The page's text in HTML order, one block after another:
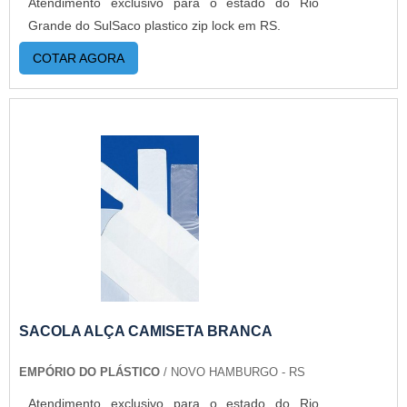
Grande do SulSaco plastico zip lock em RS.
COTAR AGORA
SACOLA ALÇA CAMISETA BRANCA
EMPÓRIO DO PLÁSTICO / NOVO HAMBURGO - RS
Atendimento exclusivo para o estado do Rio